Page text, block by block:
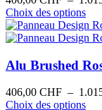
être
sur
la
Choix des optionsCe
a
Les
Alu Brushed
406,00 CHF –
Choix des optionsCe